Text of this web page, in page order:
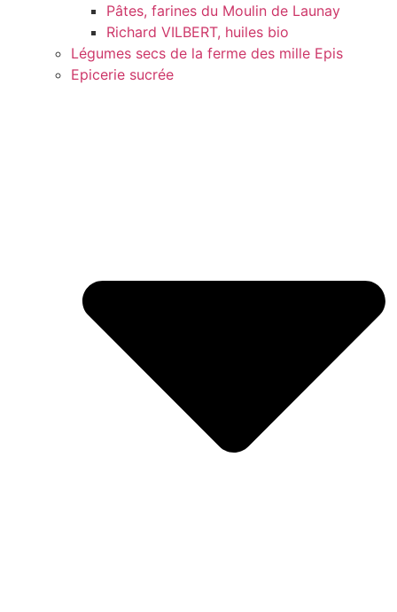
Pâtes, farines du Moulin de Launay
Richard VILBERT, huiles bio
Légumes secs de la ferme des mille Epis
Epicerie sucrée